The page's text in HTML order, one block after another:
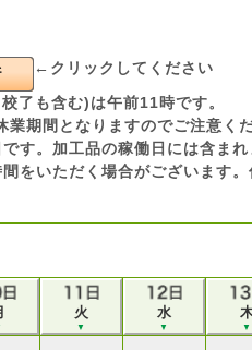
←クリックしてください
了も含む)は午前11時です。
期間となりますのでご注意くだ
。加工品の稼働日には含まれ
をいただく場合がございます
火
▼
水
▼ ▼